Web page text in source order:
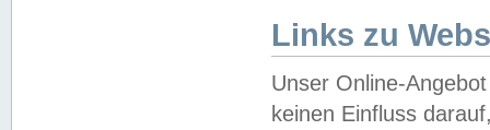
Links zu
Unser Online-
keinen Einfluss